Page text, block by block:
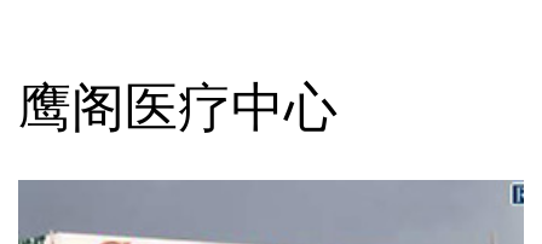
鹰阁医疗中心